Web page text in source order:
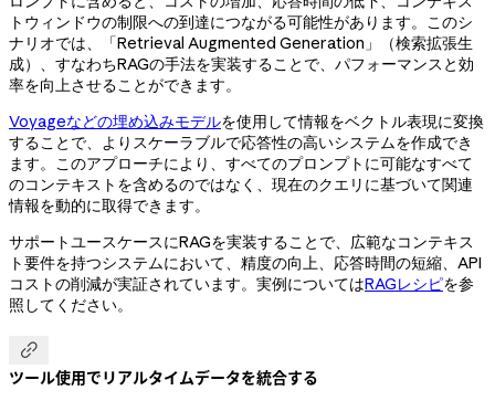
トウィンドウの制限への到達につながる可能性があります。このシ
ナリオでは、「Retrieval Augmented Generation」（検索拡張生
成）、すなわちRAGの手法を実装することで、パフォーマンスと効
率を向上させることができます。
Voyageなどの埋め込みモデルを使用して情報をベクトル表現に変換
することで、よりスケーラブルで応答性の高いシステムを作成でき
ます。このアプローチにより、すべてのプロンプトに可能なすべて
のコンテキストを含めるのではなく、現在のクエリに基づいて関連
情報を動的に取得できます。
サポートユースケースにRAGを実装することで、広範なコンテキス
ト要件を持つシステムにおいて、精度の向上、応答時間の短縮、API
コストの削減が実証されています。実例についてはRAGレシピを参
照してください。

ツール使用でリアルタイムデータを統合する